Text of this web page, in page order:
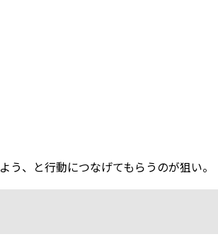
、と行動につなげてもらうのが狙い。